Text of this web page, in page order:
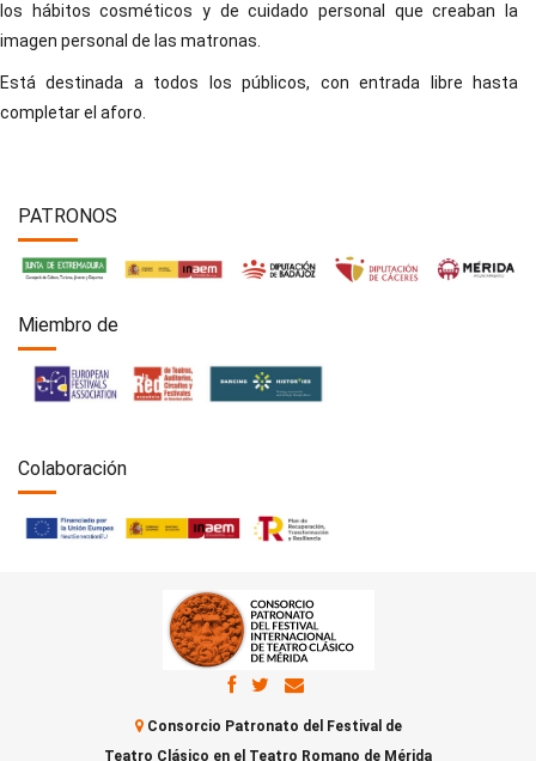
los hábitos cosméticos y de cuidado personal que creaban la
imagen personal de las matronas.
Está destinada a todos los públicos, con entrada libre hasta
completar el aforo.
PATRONOS
Miembro de
Colaboración
Consorcio Patronato del Festival de
Teatro Clásico en el Teatro Romano de Mérida